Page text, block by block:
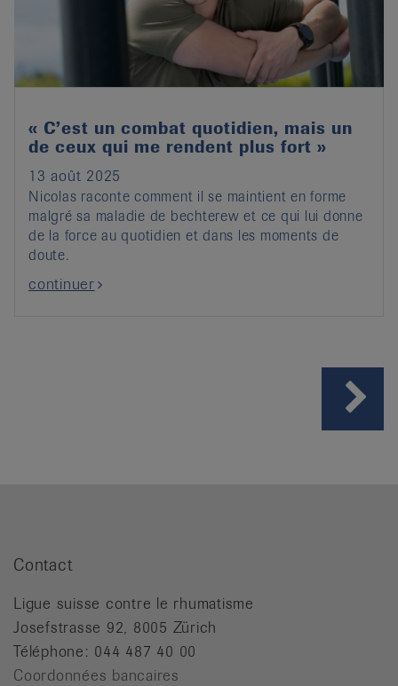
« C’est un combat quotidien, mais un
de ceux qui me rendent plus fort »
13 août 2025
Nicolas raconte comment il se maintient en forme
malgré sa maladie de bechterew et ce qui lui donne
de la force au quotidien et dans les moments de
doute.
continuer
Contact
Ligue suisse contre le rhumatisme
Josefstrasse 92, 8005 Zürich
Téléphone: 044 487 40 00
Coordonnées bancaires